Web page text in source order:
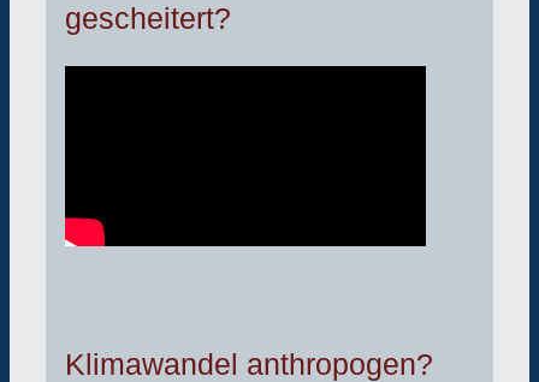
gescheitert?
Klimawandel anthropogen?